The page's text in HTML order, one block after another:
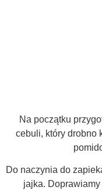
Na początku
cebuli, który drobno
Do naczynia do
jajka.